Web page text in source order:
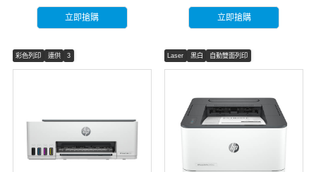
立即搶購 立即搶購
彩色列印 連供 3 Laser 黑白 自動雙面列印